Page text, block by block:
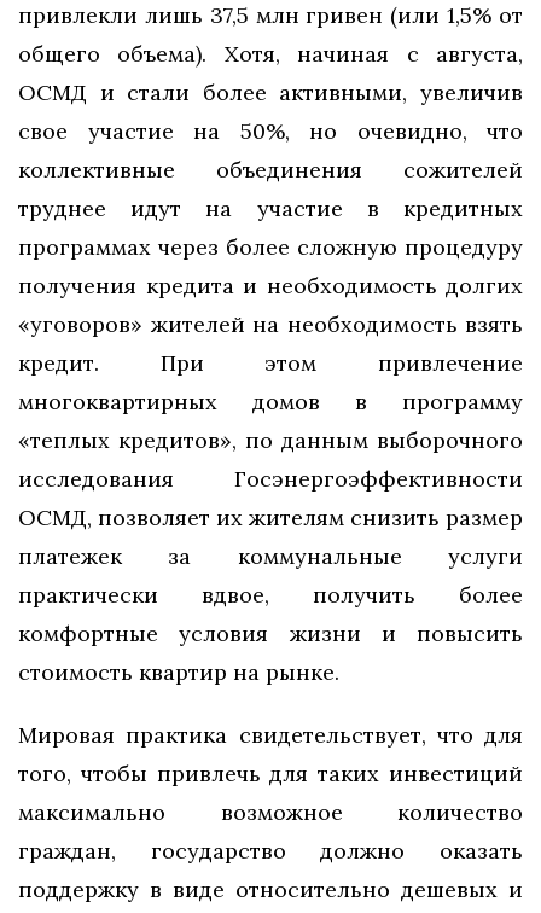
привлекли лишь 37,5 млн гривен (или 1,5% от
общего объема). Хотя, начиная с августа,
ОСМД и стали более активными, увеличив
свое участие на 50%, но очевидно, что
коллективные объединения сожителей
труднее идут на участие в кредитных
программах через более сложную процедуру
получения кредита и необходимость долгих
«уговоров» жителей на необходимость взять
кредит. При этом привлечение
многоквартирных домов в программу
«теплых кредитов», по данным выборочного
исследования Госэнергоэффективности
ОСМД, позволяет их жителям снизить размер
платежек за коммунальные услуги
практически вдвое, получить более
комфортные условия жизни и повысить
стоимость квартир на рынке.
Мировая практика свидетельствует, что для
того, чтобы привлечь для таких инвестиций
максимально возможное количество
граждан, государство должно оказать
поддержку в виде относительно дешевых и